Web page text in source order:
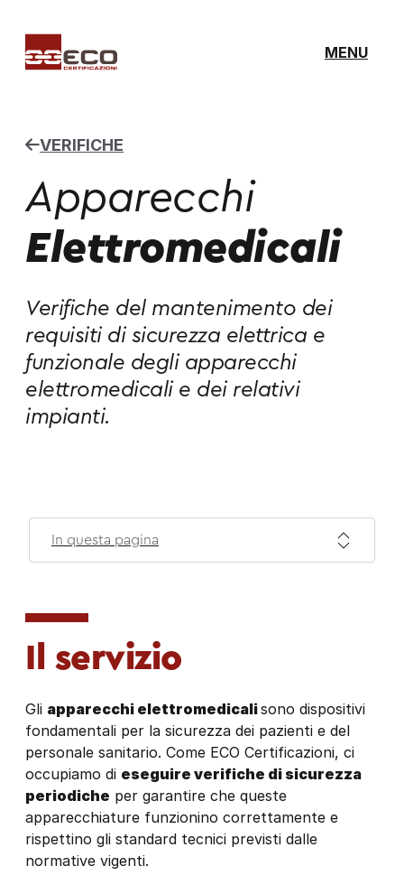
MENU
VERIFICHE
Apparecchi
Elettromedicali
Verifiche del mantenimento dei
requisiti di sicurezza elettrica e
funzionale degli apparecchi
elettromedicali e dei relativi
impianti.
In questa pagina
Il servizio
Gli apparecchi elettromedicalisono dispositivi
fondamentali per la sicurezza dei pazienti e del
personale sanitario. Come ECO Certificazioni, ci
occupiamo di eseguire verifiche di sicurezza
periodiche per garantire che queste
apparecchiature funzionino correttamente e
rispettino gli standard tecnici previsti dalle
normative vigenti.